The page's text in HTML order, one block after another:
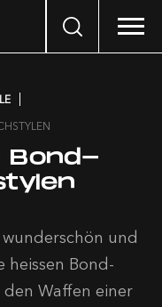
Search
Bond-
und
heissen Bond-
Waffen einer